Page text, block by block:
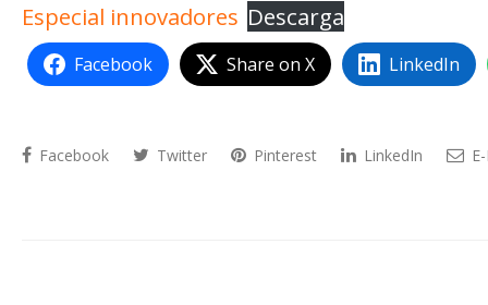
Especial innovadores Descarga
Facebook Share on X LinkedIn
Facebook Twitter Pinterest LinkedIn